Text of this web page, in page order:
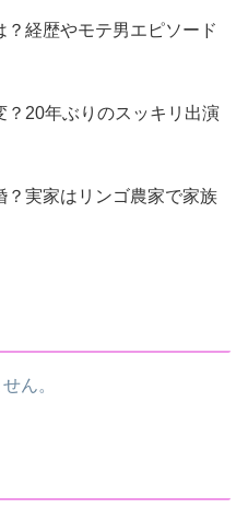
経歴やモテ男エピソード
？20年ぶりのスッキリ出演
？実家はリンゴ農家で家族
ん。